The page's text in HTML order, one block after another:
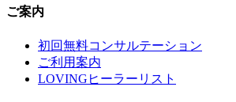
ご案内
初回無料コンサルテーション
ご利用案内
LOVINGヒーラーリスト